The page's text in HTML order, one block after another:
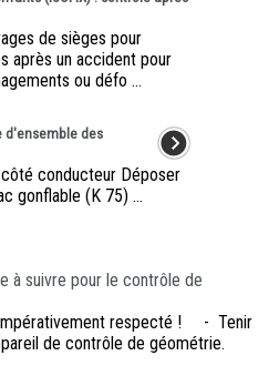
de sièges pour
après un accident pour
ou défo ...
d'ensemble des
conducteur Déposer
gonflable (K 75) ...
à suivre pour le contrôle de
impérativement respecté ! - Tenir
de contrôle de géométrie.